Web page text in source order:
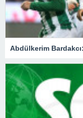
Abdülkerim